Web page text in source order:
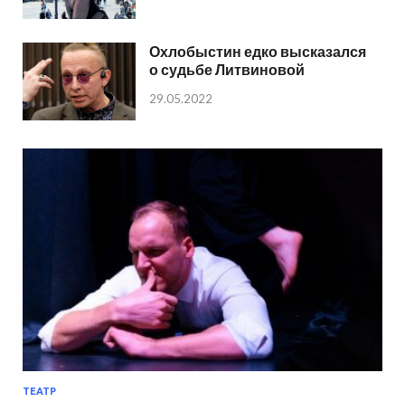
Охлобыстин едко высказался
о судьбе Литвиновой
29.05.2022
ТЕАТР